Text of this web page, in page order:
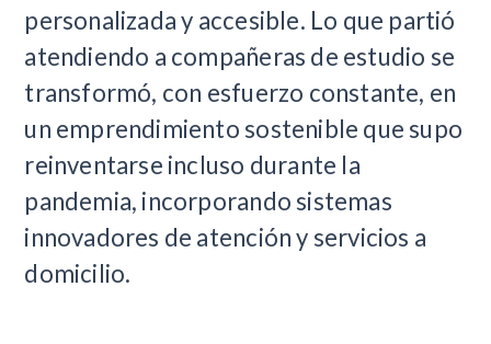
personalizada y accesible. Lo que partió
atendiendo a compañeras de estudio se
transformó, con esfuerzo constante, en
un emprendimiento sostenible que supo
reinventarse incluso durante la
pandemia, incorporando sistemas
innovadores de atención y servicios a
domicilio.